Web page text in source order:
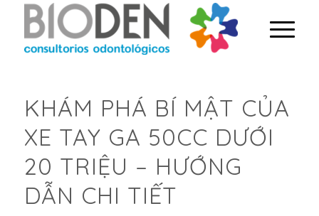
KHÁM PHÁ BÍ MẬT CỦA
XE TAY GA 50CC DƯỚI
20 TRIỆU – HƯỚNG
DẪN CHI TIẾT